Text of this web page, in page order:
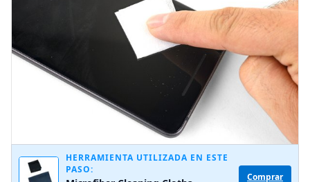
HERRAMIENTA UTILIZADA EN ESTE
PASO:
Comprar